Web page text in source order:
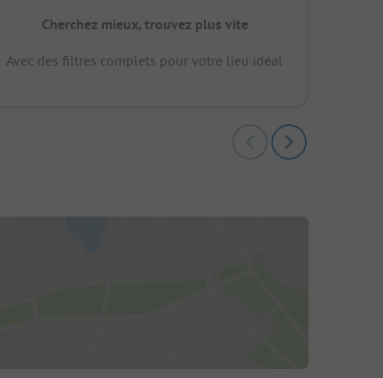
Cherchez mieux, trouvez plus vite
Avec des filtres complets pour votre lieu idéal